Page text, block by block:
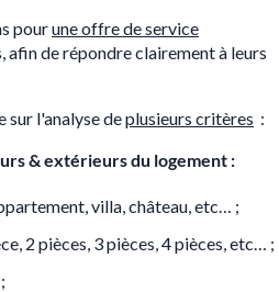
pourune offre de service
afin de répondre clairement à leurs
sur l'analyse deplusieurs critères :
& extérieurs du logement :
villa, château, etc… ;
2 pièces, 3 pièces, 4 pièces, etc… ;